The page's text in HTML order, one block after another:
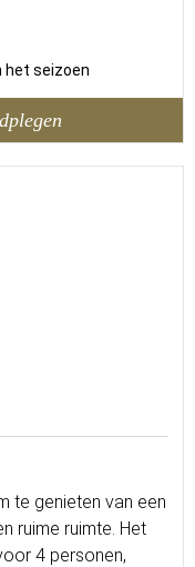
het seizoen
te genieten van een
ruime ruimte. Het
4 personen,